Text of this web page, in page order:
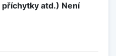
atd.) Není